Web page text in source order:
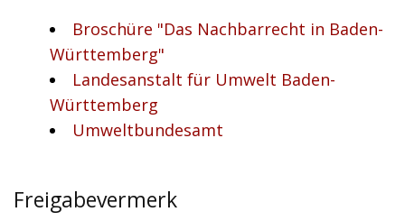
Broschüre "Das Nachbarrecht in Baden-
Württemberg"
Landesanstalt für Umwelt Baden-
Württemberg
Umweltbundesamt
Freigabevermerk